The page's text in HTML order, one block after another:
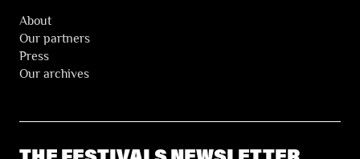
About
Our partners
Press
Our archives